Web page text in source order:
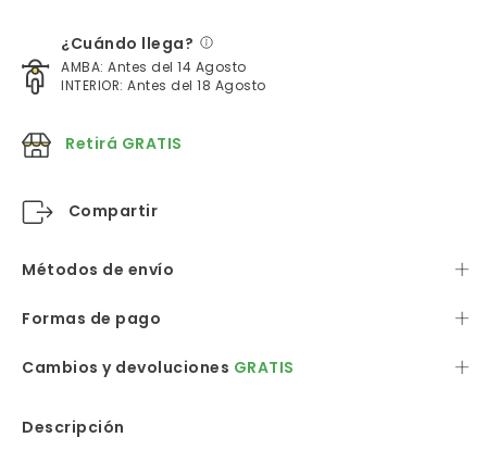
¿Cuándo llega?
AMBA: Antes del 14 Agosto
INTERIOR: Antes del 18 Agosto
Retirá GRATIS
Compartir
Métodos de envío
Formas de pago
Cambios y devoluciones GRATIS
Descripción